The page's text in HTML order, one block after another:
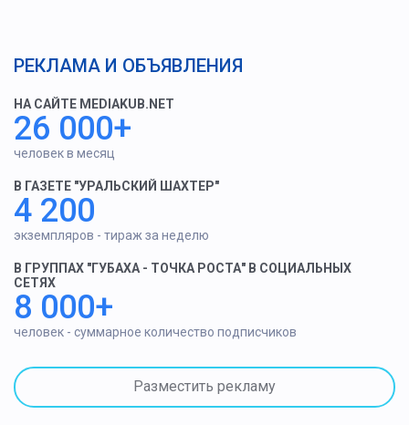
РЕКЛАМА И ОБЪЯВЛЕНИЯ
НА САЙТЕ MEDIAKUB.NET
26 000+
человек в месяц
В ГАЗЕТЕ "УРАЛЬСКИЙ ШАХТЕР"
4 200
экземпляров - тираж за неделю
В ГРУППАХ "ГУБАХА - ТОЧКА РОСТА" В СОЦИАЛЬНЫХ
СЕТЯХ
8 000+
человек - суммарное количество подписчиков
Разместить рекламу